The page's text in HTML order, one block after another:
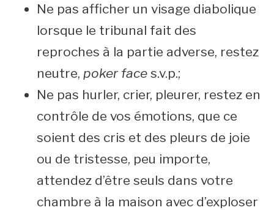
Ne pas afficher un visage diabolique
lorsque le tribunal fait des
reproches à la partie adverse, restez
neutre, poker face s.v.p.;
Ne pas hurler, crier, pleurer, restez en
contrôle de vos émotions, que ce
soient des cris et des pleurs de joie
ou de tristesse, peu importe,
attendez d’être seuls dans votre
chambre à la maison avec d’exploser